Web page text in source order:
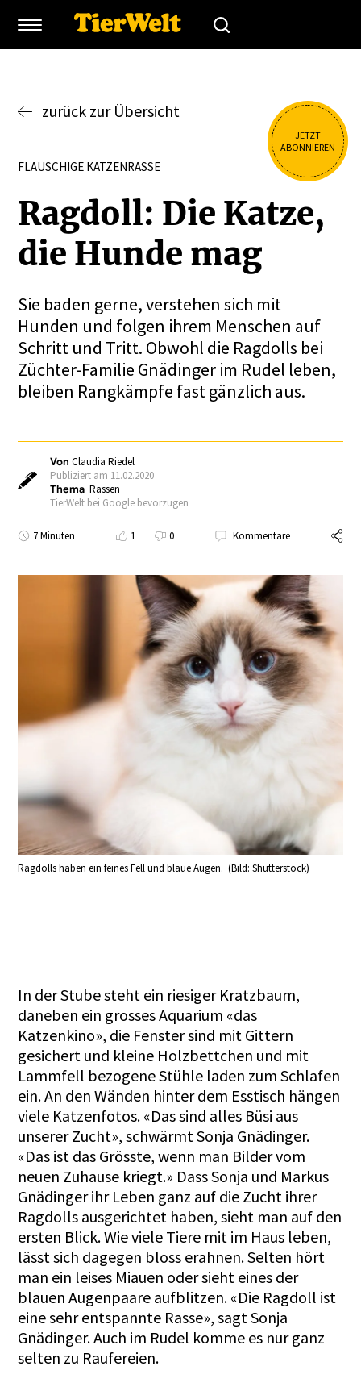
JETZT
ABONNIEREN
zurück zur Übersicht
FLAUSCHIGE KATZENRASSE
Ragdoll: Die Katze,
die Hunde mag
Sie baden gerne, verstehen sich mit
Hunden und folgen ihrem Menschen auf
Schritt und Tritt. Obwohl die Ragdolls bei
Züchter-Familie Gnädinger im Rudel leben,
bleiben Rangkämpfe fast gänzlich aus.
VonClaudia Riedel
Publiziert am 11.02.2020
Thema Rassen
TierWelt bei Google bevorzugen
7 Minuten 1 0 Kommentare
Ragdolls haben ein feines Fell und blaue Augen. (Bild: Shutterstock)
In der Stube steht ein riesiger Kratzbaum,
daneben ein grosses Aquarium «das
Katzenkino», die Fenster sind mit Gittern
gesichert und kleine Holzbettchen und mit
Lammfell bezogene Stühle laden zum Schlafen
ein. An den Wänden hinter dem Esstisch hängen
viele Katzenfotos. «Das sind alles Büsi aus
unserer Zucht», schwärmt Sonja Gnädinger.
«Das ist das Grösste, wenn man Bilder vom
neuen Zuhause kriegt.» Dass Sonja und Markus
Gnädinger ihr Leben ganz auf die Zucht ihrer
Ragdolls ausgerichtet haben, sieht man auf den
ersten Blick. Wie viele Tiere mit im Haus leben,
lässt sich dagegen bloss erahnen. Selten hört
man ein leises Miauen oder sieht eines der
blauen Augenpaare aufblitzen. «Die Ragdoll ist
eine sehr entspannte Rasse», sagt Sonja
Gnädinger. Auch im Rudel komme es nur ganz
selten zu Raufereien.